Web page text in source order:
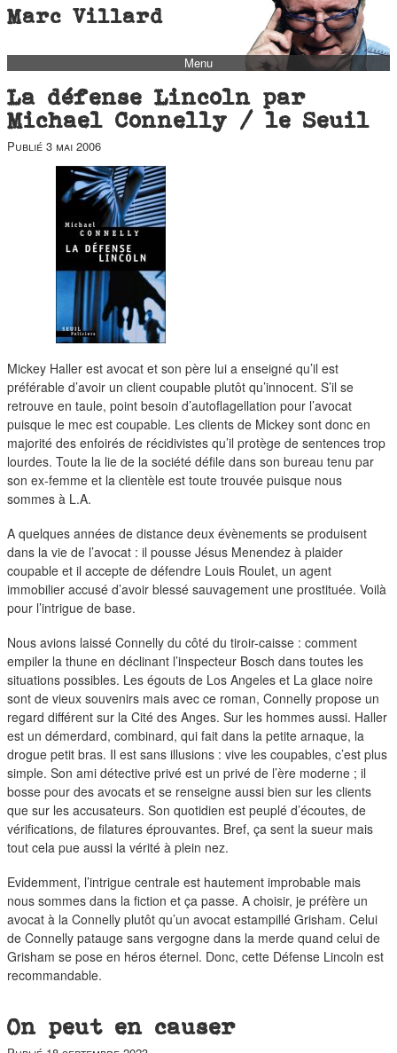
Marc Villard
Menu
biblio
short stories
duos
La défense Lincoln par
Michael Connelly / le Seuil
Publié 3 mai 2006
Mickey Haller est avocat et son père lui a enseigné qu’il est
préférable d’avoir un client coupable plutôt qu’innocent. S’il se
retrouve en taule, point besoin d’autoflagellation pour l’avocat
puisque le mec est coupable. Les clients de Mickey sont donc en
majorité des enfoirés de récidivistes qu’il protège de sentences trop
lourdes. Toute la lie de la société défile dans son bureau tenu par
son ex-femme et la clientèle est toute trouvée puisque nous
sommes à L.A.
A quelques années de distance deux évènements se produisent
dans la vie de l’avocat : il pousse Jésus Menendez à plaider
coupable et il accepte de défendre Louis Roulet, un agent
immobilier accusé d’avoir blessé sauvagement une prostituée. Voilà
pour l’intrigue de base.
Nous avions laissé Connelly du côté du tiroir-caisse : comment
empiler la thune en déclinant l’inspecteur Bosch dans toutes les
situations possibles. Les égouts de Los Angeles et La glace noire
sont de vieux souvenirs mais avec ce roman, Connelly propose un
regard différent sur la Cité des Anges. Sur les hommes aussi. Haller
est un démerdard, combinard, qui fait dans la petite arnaque, la
drogue petit bras. Il est sans illusions : vive les coupables, c’est plus
simple. Son ami détective privé est un privé de l’ère moderne ; il
bosse pour des avocats et se renseigne aussi bien sur les clients
que sur les accusateurs. Son quotidien est peuplé d’écoutes, de
vérifications, de filatures éprouvantes. Bref, ça sent la sueur mais
tout cela pue aussi la vérité à plein nez.
Evidemment, l’intrigue centrale est hautement improbable mais
nous sommes dans la fiction et ça passe. A choisir, je préfère un
avocat à la Connelly plutôt qu’un avocat estampillé Grisham. Celui
de Connelly patauge sans vergogne dans la merde quand celui de
Grisham se pose en héros éternel. Donc, cette Défense Lincoln est
recommandable.
On peut en causer